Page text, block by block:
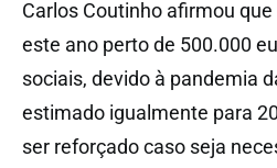
Carlos Coutinho afirmou
este ano perto de 500.000
sociais, devido à pandemia
estimado igualmente para
ser reforçado caso seja